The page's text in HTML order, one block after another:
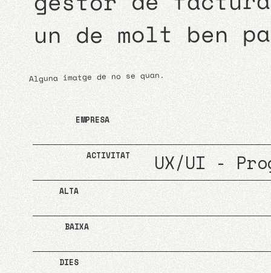
un de molt ben
Alguna imatge de no se quan.
EMPRESA ACTIVITAT
UX/UI -